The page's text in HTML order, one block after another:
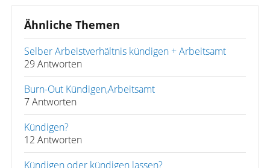
Ähnliche Themen
Selber Arbeistverhältnis kündigen + Arbeitsamt
29 Antworten
Burn-Out Kündigen,Arbeitsamt
7 Antworten
Kündigen?
12 Antworten
Kündigen oder kündigen lassen?